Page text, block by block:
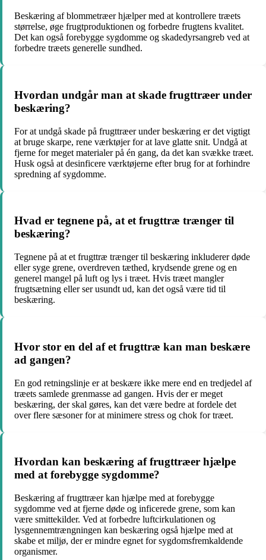
Beskæring af blommetræer hjælper med at kontrollere træets
størrelse, øge frugtproduktionen og forbedre frugtens kvalitet.
Det kan også forebygge sygdomme og skadedyrsangreb ved at
forbedre træets generelle sundhed.
Hvordan undgår man at skade frugttræer under
beskæring?
For at undgå skade på frugttræer under beskæring er det vigtigt
at bruge skarpe, rene værktøjer for at lave glatte snit. Undgå at
fjerne for meget materialer på én gang, da det kan svække træet.
Husk også at desinficere værktøjerne efter brug for at forhindre
spredning af sygdomme.
Hvad er tegnene på, at et frugttræ trænger til
beskæring?
Tegnene på at et frugttræ trænger til beskæring inkluderer døde
eller syge grene, overdreven tæthed, krydsende grene og en
generel mangel på luft og lys i træet. Hvis træet mangler
frugtsætning eller ser usundt ud, kan det også være tid til
beskæring.
Hvor stor en del af et frugttræ kan man beskære
ad gangen?
En god retningslinje er at beskære ikke mere end en tredjedel af
træets samlede grenmasse ad gangen. Hvis der er meget
beskæring, der skal gøres, kan det være bedre at fordele det
over flere sæsoner for at minimere stress og chok for træet.
Hvordan kan beskæring af frugttræer hjælpe
med at forebygge sygdomme?
Beskæring af frugttræer kan hjælpe med at forebygge
sygdomme ved at fjerne døde og inficerede grene, som kan
være smittekilder. Ved at forbedre luftcirkulationen og
lysgennemtrængningen kan beskæring også hjælpe med at
skabe et miljø, der er mindre egnet for sygdomsfremkaldende
organismer.